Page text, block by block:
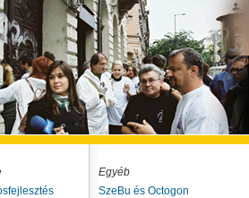
Egyéb
SzeBu és Octogon